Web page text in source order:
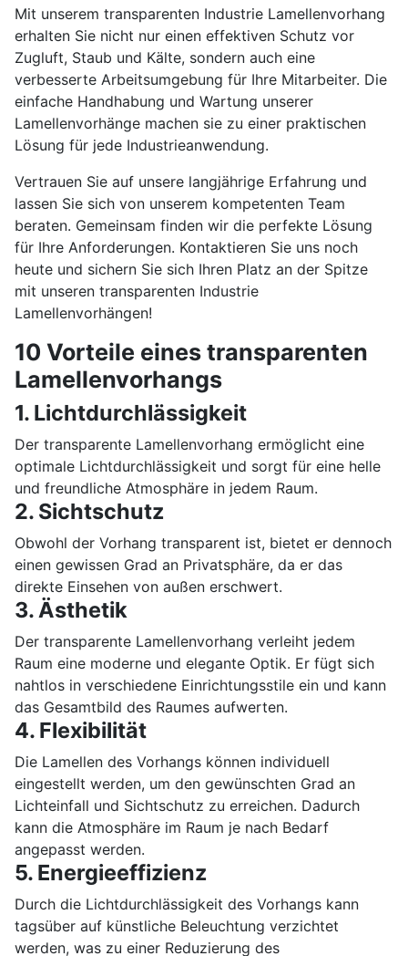
Mit unserem transparenten Industrie Lamellenvorhang
erhalten Sie nicht nur einen effektiven Schutz vor
Zugluft, Staub und Kälte, sondern auch eine
verbesserte Arbeitsumgebung für Ihre Mitarbeiter. Die
einfache Handhabung und Wartung unserer
Lamellenvorhänge machen sie zu einer praktischen
Lösung für jede Industrieanwendung.
Vertrauen Sie auf unsere langjährige Erfahrung und
lassen Sie sich von unserem kompetenten Team
beraten. Gemeinsam finden wir die perfekte Lösung
für Ihre Anforderungen. Kontaktieren Sie uns noch
heute und sichern Sie sich Ihren Platz an der Spitze
mit unseren transparenten Industrie
Lamellenvorhängen!
10 Vorteile eines transparenten
Lamellenvorhangs
1. Lichtdurchlässigkeit
Der transparente Lamellenvorhang ermöglicht eine
optimale Lichtdurchlässigkeit und sorgt für eine helle
und freundliche Atmosphäre in jedem Raum.
2. Sichtschutz
Obwohl der Vorhang transparent ist, bietet er dennoch
einen gewissen Grad an Privatsphäre, da er das
direkte Einsehen von außen erschwert.
3. Ästhetik
Der transparente Lamellenvorhang verleiht jedem
Raum eine moderne und elegante Optik. Er fügt sich
nahtlos in verschiedene Einrichtungsstile ein und kann
das Gesamtbild des Raumes aufwerten.
4. Flexibilität
Die Lamellen des Vorhangs können individuell
eingestellt werden, um den gewünschten Grad an
Lichteinfall und Sichtschutz zu erreichen. Dadurch
kann die Atmosphäre im Raum je nach Bedarf
angepasst werden.
5. Energieeffizienz
Durch die Lichtdurchlässigkeit des Vorhangs kann
tagsüber auf künstliche Beleuchtung verzichtet
werden, was zu einer Reduzierung des